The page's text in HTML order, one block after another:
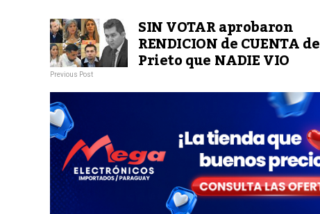
SIN VOTAR aprobaron
RENDICION de CUENTA de
Prieto que NADIE VIO
Previous Post